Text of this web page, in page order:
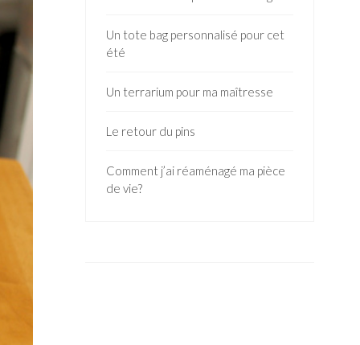
Un tote bag personnalisé pour cet
été
Un terrarium pour ma maîtresse
Le retour du pins
Comment j’ai réaménagé ma pièce
de vie?